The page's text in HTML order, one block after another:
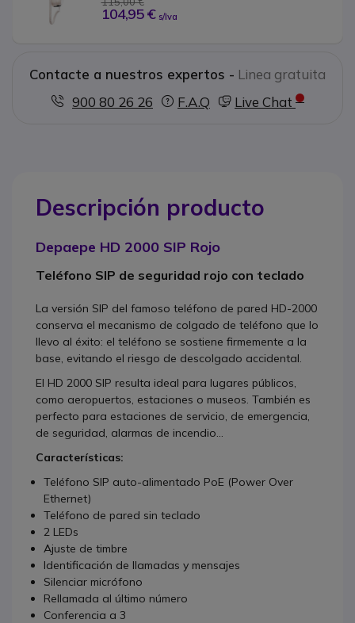
104,95 € s/Iva
Contacte a nuestros expertos - Linea gratuita
900 80 26 26
F.A.Q Live Chat
Descripción producto
Depaepe HD 2000 SIP Rojo
Teléfono SIP de seguridad rojo con teclado
La versión SIP del famoso teléfono de pared HD-2000
conserva el mecanismo de colgado de teléfono que lo
llevo al éxito: el teléfono se sostiene firmemente a la
base, evitando el riesgo de descolgado accidental.
El HD 2000 SIP resulta ideal para lugares públicos,
como aeropuertos, estaciones o museos. También es
perfecto para estaciones de servicio, de emergencia,
de seguridad, alarmas de incendio...
Características:
Teléfono SIP auto-alimentado PoE (Power Over
Ethernet)
Teléfono de pared sin teclado
2 LEDs
Ajuste de timbre
Identificación de llamadas y mensajes
Silenciar micrófono
Rellamada al último número
Conferencia a 3